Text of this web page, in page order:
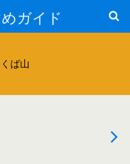
ガイド
ば山